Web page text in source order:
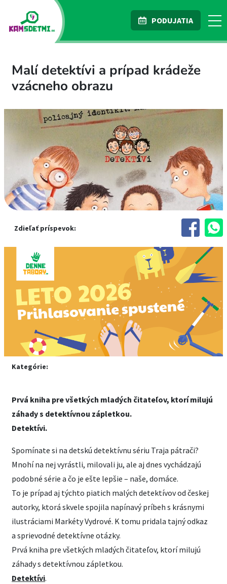
PODUJATIA
Malí detektívi a prípad krádeže
vzácneho obrazu
Zdieľať príspevok:
Kategórie:
Prvá kniha pre všetkých mladých čitateľov, ktorí milujú
záhady s detektívnou zápletkou.
Detektívi.
Spomínate si na detskú detektívnu sériu Traja pátrači?
Mnohí na nej vyrástli, milovali ju, ale aj dnes vychádzajú
podobné série a čo je ešte lepšie – naše, domáce.
To je prípad aj týchto piatich malých detektívov od českej
autorky, ktorá skvele spojila napínavý príbeh s krásnymi
ilustráciami Markéty Vydrové. K tomu pridala tajný odkaz
a sprievodné detektívne otázky.
Prvá kniha pre všetkých mladých čitateľov, ktorí milujú
záhady s detektívnou zápletkou.
Detektívi.